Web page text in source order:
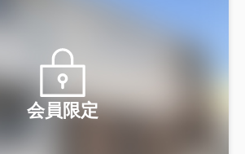
会員限定